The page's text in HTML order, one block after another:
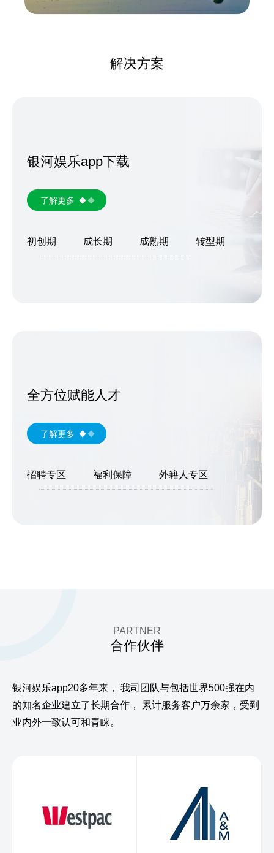
解决方案
银河娱乐app下载
了解更多
初创期 成长期 成熟期 转型期
全方位赋能人才
了解更多
招聘专区 福利保障 外籍人专区
PARTNER
合作伙伴
银河娱乐app20多年来，
我司团队与包括世界500强在内
的知名企业建立了长期合作，
累计服务客户万余家，受到
业内外一致认可和青睐。